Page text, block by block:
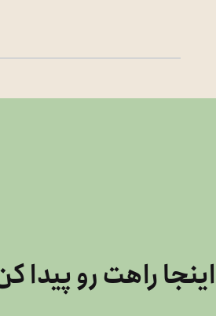
اینجا راهت رو پیدا